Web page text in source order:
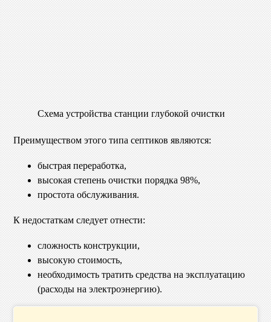
Схема устройства станции глубокой очистки
Преимуществом этого типа септиков являются:
быстрая переработка,
высокая степень очистки порядка 98%,
простота обслуживания.
К недостаткам следует отнести:
сложность конструкции,
высокую стоимость,
необходимость тратить средства на эксплуатацию
(расходы на электроэнергию).